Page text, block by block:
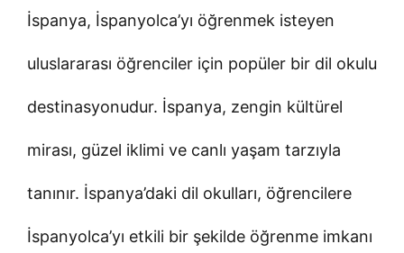
İspanya, İspanyolca’yı öğrenmek isteyen
uluslararası öğrenciler için popüler bir dil okulu
destinasyonudur. İspanya, zengin kültürel
mirası, güzel iklimi ve canlı yaşam tarzıyla
tanınır. İspanya’daki dil okulları, öğrencilere
İspanyolca’yı etkili bir şekilde öğrenme imkanı